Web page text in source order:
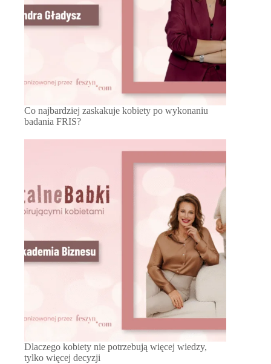
Co najbardziej zaskakuje kobiety po wykonaniu
badania FRIS?
Dlaczego kobiety nie potrzebują więcej wiedzy,
tylko więcej decyzji